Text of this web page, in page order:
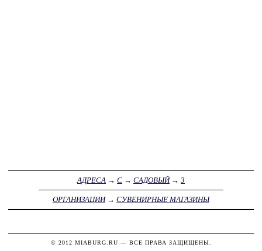
АДРЕСА → С → САДОВЫЙ→ 3
ОРГАНИЗАЦИИ→ СУВЕНИРНЫЕ МАГАЗИНЫ
© 2012 MIABURG.RU — ВСЕ ПРАВА ЗАЩИЩЕНЫ.